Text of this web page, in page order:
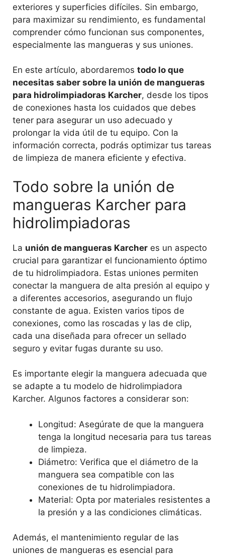
exteriores y superficies difíciles. Sin embargo,
para maximizar su rendimiento, es fundamental
comprender cómo funcionan sus componentes,
especialmente las mangueras y sus uniones.
En este artículo, abordaremos todo lo que
necesitas saber sobre la unión de mangueras
para hidrolimpiadoras Karcher, desde los tipos
de conexiones hasta los cuidados que debes
tener para asegurar un uso adecuado y
prolongar la vida útil de tu equipo. Con la
información correcta, podrás optimizar tus tareas
de limpieza de manera eficiente y efectiva.
Todo sobre la unión de
mangueras Karcher para
hidrolimpiadoras
La unión de mangueras Karcher es un aspecto
crucial para garantizar el funcionamiento óptimo
de tu hidrolimpiadora. Estas uniones permiten
conectar la manguera de alta presión al equipo y
a diferentes accesorios, asegurando un flujo
constante de agua. Existen varios tipos de
conexiones, como las roscadas y las de clip,
cada una diseñada para ofrecer un sellado
seguro y evitar fugas durante su uso.
Es importante elegir la manguera adecuada que
se adapte a tu modelo de hidrolimpiadora
Karcher. Algunos factores a considerar son:
Longitud: Asegúrate de que la manguera
tenga la longitud necesaria para tus tareas
de limpieza.
Diámetro: Verifica que el diámetro de la
manguera sea compatible con las
conexiones de tu hidrolimpiadora.
Material: Opta por materiales resistentes a
la presión y a las condiciones climáticas.
Además, el mantenimiento regular de las
uniones de mangueras es esencial para